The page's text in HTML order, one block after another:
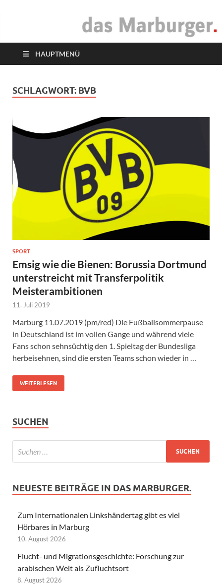
das Marburger.
HAUPTMENÜ
SCHLAGWORT: BVB
SPORT
Emsig wie die Bienen: Borussia Dortmund
unterstreicht mit Transferpolitik
Meisterambitionen
11. Juli 2019
Marburg 11.07.2019 (pm/red) Die Fußballsommerpause
in Deutschland ist im vollen Gange und während viele
Fans schon sehnsüchtig den 1. Spieltag der Bundesliga
herbeisehnen, sind die ersten Teams schon wieder in …
WEITERLESEN
SUCHEN
NEUESTE BEITRÄGE IN DAS MARBURGER.
Zum Internationalen Linkshändertag gibt es viel
Hörbares in Marburg
10. August 2026
Flucht- und Migrationsgeschichte: Forschung zur
arabischen Welt als Zufluchtsort
8. August 2026